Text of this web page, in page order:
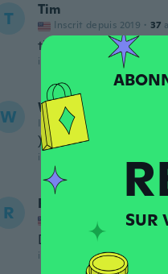
T Tim
Inscrit depuis 2019 · 37
this is fair but I don't
il y a 6 ans
W Wendy
Inscrit depuis 2019
)I've it thought they
il y a 6 ans
R Ryan
Inscrit depuis 2018 · 9
Didn't smell great
il y a 6 ans
SUR